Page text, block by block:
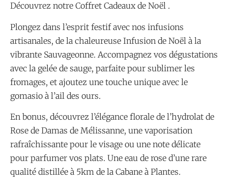
Découvrez notre Coffret Cadeaux de Noël .
Plongez dans l’esprit festif avec nos infusions
artisanales, de la chaleureuse Infusion de Noël à la
vibrante Sauvageonne. Accompagnez vos dégustations
avec la gelée de sauge, parfaite pour sublimer les
fromages, et ajoutez une touche unique avec le
gomasio à l’ail des ours.
En bonus, découvrez l’élégance florale de l’hydrolat de
Rose de Damas de Mélissanne, une vaporisation
rafraîchissante pour le visage ou une note délicate
pour parfumer vos plats. Une eau de rose d’une rare
qualité distillée à 5km de la Cabane à Plantes.